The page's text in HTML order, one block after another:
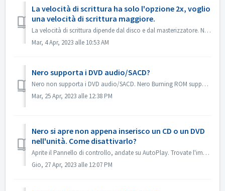
La velocità di scrittura ha solo l'opzione 2x, voglio
una velocità di scrittura maggiore.
La velocità di scrittura dipende dal disco e dal masterizzatore. Nero Burning ROM rileva automaticamente il masterizzatore e il disco ed elenca la velocità ...
Mar, 4 Apr, 2023 alle 10:53 AM
Nero supporta i DVD audio/SACD?
Nero non supporta i DVD audio/SACD. Nero Burning ROM supporta solo la masterizzazione di CD audio a 44100 hz.
Mar, 25 Apr, 2023 alle 12:38 PM
Nero si apre non appena inserisco un CD o un DVD
nell'unità. Come disattivarlo?
Aprite il Pannello di controllo, andate su AutoPlay. Trovate l'impostazione di ogni DVD o CD. Impostate su 'Chiedimi ogni volta' o 'Non fare...
Gio, 27 Apr, 2023 alle 12:07 PM